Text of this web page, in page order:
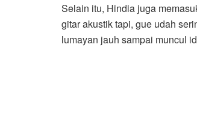
Selain itu, Hindia juga
gitar akustik tapi, gue udah
lumayan jauh sampai muncul